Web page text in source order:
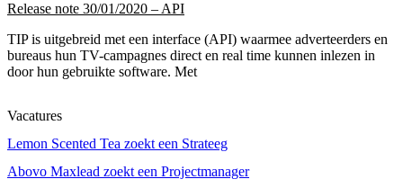
Release note 30/01/2020 – API
TIP is uitgebreid met een interface (API) waarmee adverteerders en
bureaus hun TV-campagnes direct en real time kunnen inlezen in
door hun gebruikte software. Met
Vacatures
Lemon Scented Tea zoekt een Strateeg
Abovo Maxlead zoekt een Projectmanager